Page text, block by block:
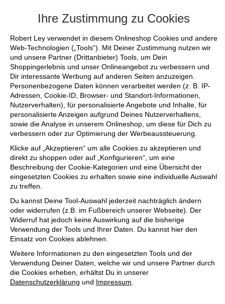
Ihre Zustimmung zu Cookies
Robert Ley verwendet in diesem Onlineshop Cookies und andere
Web-Technologien („Tools“). Mit Deiner Zustimmung nutzen wir
und unsere Partner (Drittanbieter) Tools, um Dein
Shoppingerlebnis und unser Onlineangebot zu verbessern und
Dir interessante Werbung auf anderen Seiten anzuzeigen.
Personenbezogene Daten können verarbeitet werden (z. B. IP-
Adressen, Cookie-ID, Browser- und Standort-Informationen,
Nutzerverhalten), für personalisierte Angebote und Inhalte, für
personalisierte Anzeigen aufgrund Deines Nutzerverhaltens,
sowie die Analyse in unserem Onlineshop, um diese für Dich zu
verbessern oder zur Optimierung der Werbeaussteuerung.
Klicke auf „Akzeptieren“ um alle Cookies zu akzeptieren und
direkt zu shoppen oder auf „Konfigurieren“, um eine
Beschreibung der Cookie-Kategorien und eine Übersicht der
eingesetzten Cookies zu erhalten sowie eine individuelle Auswahl
zu treffen.
Du kannst Deine Tool-Auswahl jederzeit nachträglich ändern
oder widerrufen (z.B. im Fußbereich unserer Webseite). Der
Widerruf hat jedoch keine Auswirkung auf die bisherige
Verwendung der Tools und Ihrer Daten. Du kannst hier den
Einsatz von Cookies ablehnen.
Weitere Informationen zu den eingesetzten Tools und der
Verwendung Deiner Daten, welche wir und unsere Partner durch
die Cookies erheben, erhältst Du in unserer
Datenschutzerklärung und Impressum.